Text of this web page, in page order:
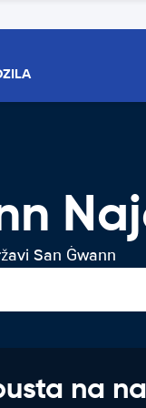
San Ġwann
na